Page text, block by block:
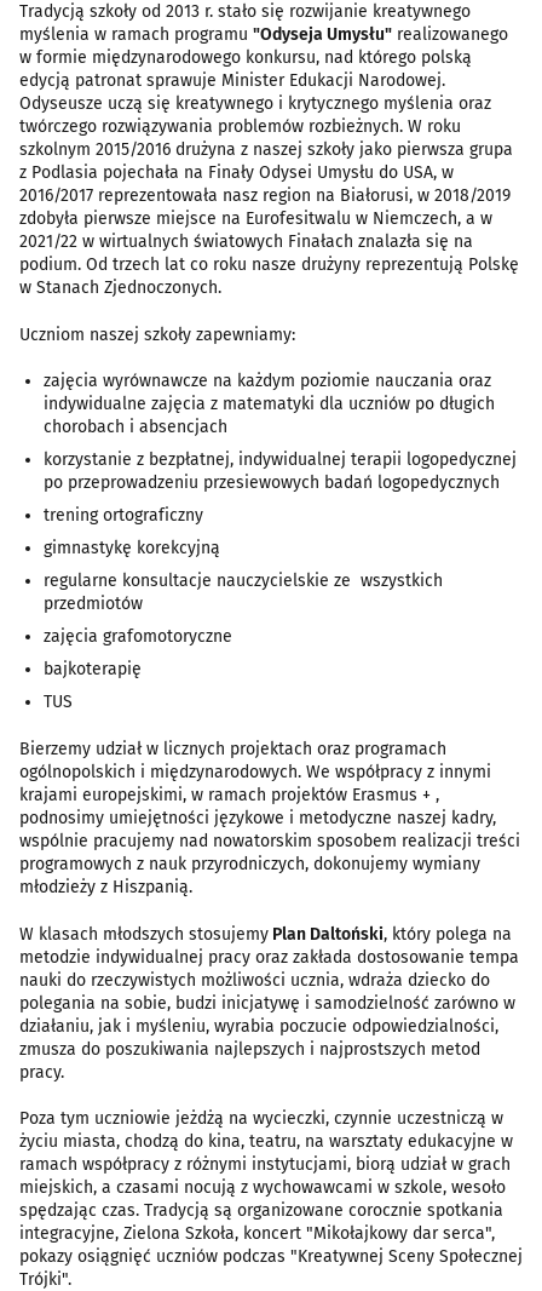
Tradycją szkoły od 2013 r. stało się rozwijanie kreatywnego
myślenia w ramach programu "Odyseja Umysłu" realizowanego
w formie międzynarodowego konkursu, nad którego polską
edycją patronat sprawuje Minister Edukacji Narodowej.
Odyseusze uczą się kreatywnego i krytycznego myślenia oraz
twórczego rozwiązywania problemów rozbieżnych. W roku
szkolnym 2015/2016 drużyna z naszej szkoły jako pierwsza grupa
z Podlasia pojechała na Finały Odysei Umysłu do USA, w
2016/2017 reprezentowała nasz region na Białorusi, w 2018/2019
zdobyła pierwsze miejsce na Eurofesitwalu w Niemczech, a w
2021/22 w wirtualnych światowych Finałach znalazła się na
podium. Od trzech lat co roku nasze drużyny reprezentują Polskę
w Stanach Zjednoczonych.
Uczniom naszej szkoły zapewniamy:
zajęcia wyrównawcze na każdym poziomie nauczania oraz
indywidualne zajęcia z matematyki dla uczniów po długich
chorobach i absencjach
korzystanie z bezpłatnej, indywidualnej terapii logopedycznej
po przeprowadzeniu przesiewowych badań logopedycznych
trening ortograficzny
gimnastykę korekcyjną
regularne konsultacje nauczycielskie ze wszystkich
przedmiotów
zajęcia grafomotoryczne
bajkoterapię
TUS
Bierzemy udział w licznych projektach oraz programach
ogólnopolskich i międzynarodowych. We współpracy z innymi
krajami europejskimi, w ramach projektów Erasmus + ,
podnosimy umiejętności językowe i metodyczne naszej kadry,
wspólnie pracujemy nad nowatorskim sposobem realizacji treści
programowych z nauk przyrodniczych, dokonujemy wymiany
młodzieży z Hiszpanią.
W klasach młodszych stosujemy Plan Daltoński, który polega na
metodzie indywidualnej pracy oraz zakłada dostosowanie tempa
nauki do rzeczywistych możliwości ucznia, wdraża dziecko do
polegania na sobie, budzi inicjatywę i samodzielność zarówno w
działaniu, jak i myśleniu, wyrabia poczucie odpowiedzialności,
zmusza do poszukiwania najlepszych i najprostszych metod
pracy.
Poza tym uczniowie jeżdżą na wycieczki, czynnie uczestniczą w
życiu miasta, chodzą do kina, teatru, na warsztaty edukacyjne w
ramach współpracy z różnymi instytucjami, biorą udział w grach
miejskich, a czasami nocują z wychowawcami w szkole, wesoło
spędzając czas. Tradycją są organizowane corocznie spotkania
integracyjne, Zielona Szkoła, koncert "Mikołajkowy dar serca",
pokazy osiągnięć uczniów podczas "Kreatywnej Sceny Społecznej
Trójki".